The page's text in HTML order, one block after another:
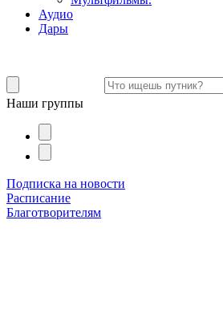
Аудио
Дары
Наши группы
Подписка на новости
Расписание
Благотворителям